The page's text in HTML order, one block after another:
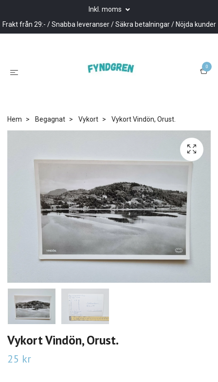
Inkl. moms
Frakt från 29:- / Snabba leveranser / Säkra betalningar / Nöjda kunder
0
Hem Begagnat Vykort Vykort Vindön, Orust.
Vykort Vindön, Orust.
25 kr